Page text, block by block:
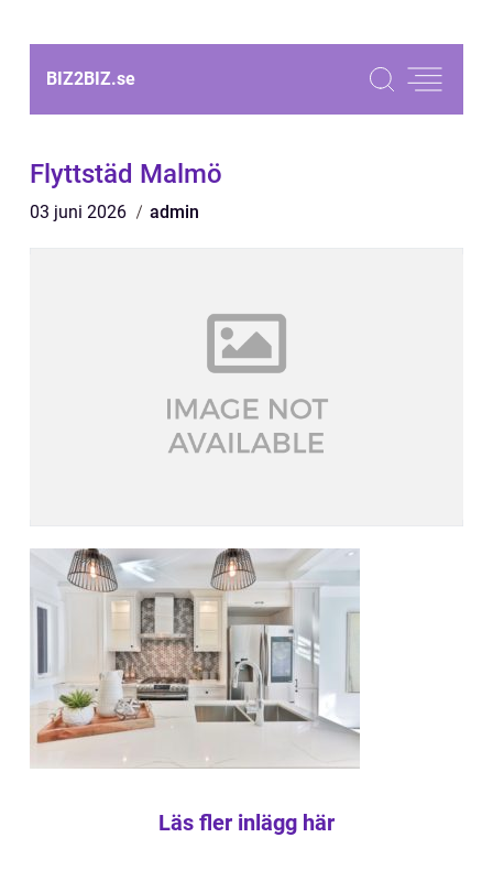
BIZ2BIZ.se
Flyttstäd Malmö
03 juni 2026 admin
Läs fler inlägg här